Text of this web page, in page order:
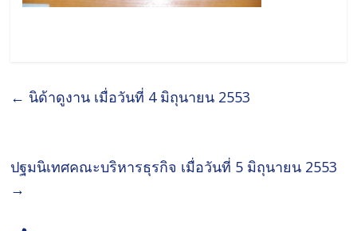
← นิด้าดูงาน เมื่อวันที่ 4 มิถุนายน 2553
ปฐมนิเทศคณะบริหารธุรกิจ เมื่อวันที่ 5 มิถุนายน 2553
→